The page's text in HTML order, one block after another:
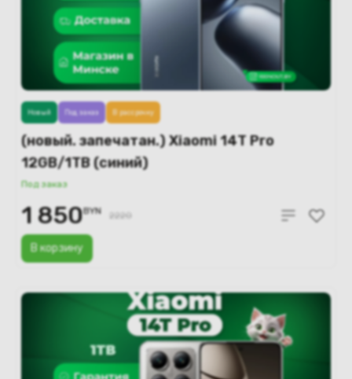
(новый. запечатан.) Xiaomi 14T Pro
12GB/1TB (синий)
Под заказ
В корзину
Новый Под заказ В рассрочку
1 850BYN 2220